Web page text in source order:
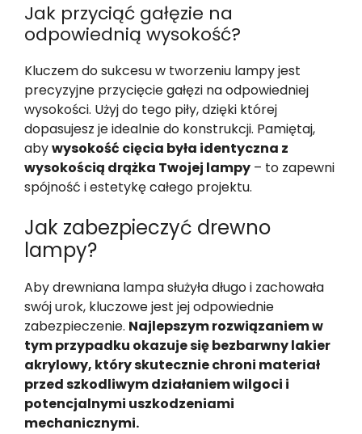
Jak przyciąć gałęzie na
odpowiednią wysokość?
Kluczem do sukcesu w tworzeniu lampy jest
precyzyjne przycięcie gałęzi na odpowiedniej
wysokości. Użyj do tego piły, dzięki której
dopasujesz je idealnie do konstrukcji. Pamiętaj,
abywysokość cięcia była identyczna z
wysokością drążka Twojej lampy – to zapewni
spójność i estetykę całego projektu.
Jak zabezpieczyć drewno
lampy?
Aby drewniana lampa służyła długo i zachowała
swój urok, kluczowe jest jej odpowiednie
zabezpieczenie. Najlepszym rozwiązaniem w
tym przypadku okazuje się bezbarwny lakier
akrylowy, który skutecznie chroni materiał
przed szkodliwym działaniem wilgoci i
potencjalnymi uszkodzeniami
mechanicznymi.